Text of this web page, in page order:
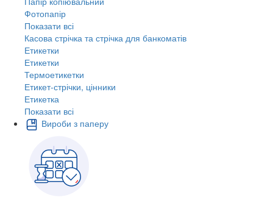
Фотопапір
Показати всі
Касова стрічка та стрічка для банкоматів
Етикетки
Етикетки
Термоетикетки
Етикет-стрічки, цінники
Етикетка
Показати всі
Вироби з паперу